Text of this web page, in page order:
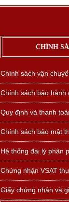
CHÍNH
Chính sách vận
Chính sách bảo hành
Quy định và thanh
Chính sách bảo mật
Hệ thống đại lý phân
Chứng nhận VSAT
Giấy chứng nhận và